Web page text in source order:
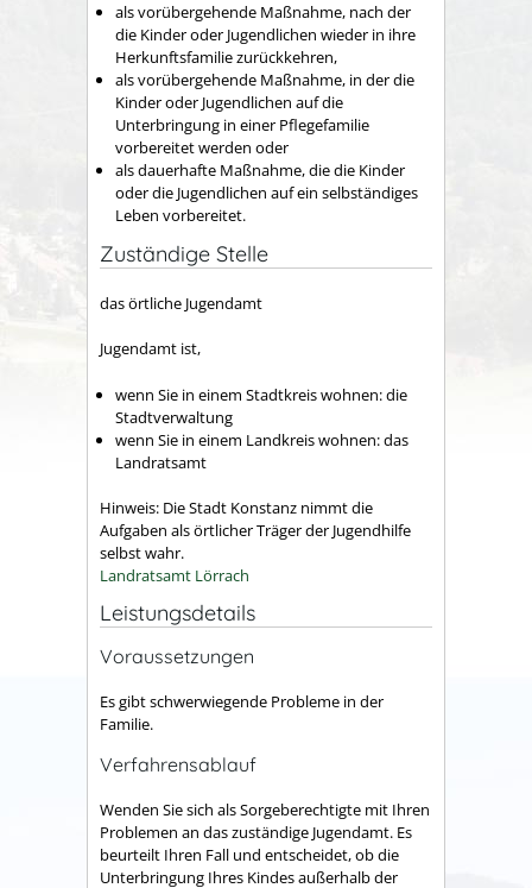
als vorübergehende Maßnahme, nach der
die Kinder oder Jugendlichen wieder in ihre
Herkunftsfamilie zurückkehren,
als vorübergehende Maßnahme, in der die
Kinder oder Jugendlichen auf die
Unterbringung in einer Pflegefamilie
vorbereitet werden oder
als dauerhafte Maßnahme, die die Kinder
oder die Jugendlichen auf ein selbständiges
Leben vorbereitet.
Zuständige Stelle
das örtliche Jugendamt
Jugendamt ist,
wenn Sie in einem Stadtkreis wohnen: die
Stadtverwaltung
wenn Sie in einem Landkreis wohnen: das
Landratsamt
Hinweis: Die Stadt Konstanz nimmt die
Aufgaben als örtlicher Träger der Jugendhilfe
selbst wahr.
Landratsamt Lörrach
Leistungsdetails
Voraussetzungen
Es gibt schwerwiegende Probleme in der
Familie.
Verfahrensablauf
Wenden Sie sich als Sorgeberechtigte mit Ihren
Problemen an das zuständige Jugendamt. Es
beurteilt Ihren Fall und entscheidet, ob die
Unterbringung Ihres Kindes außerhalb der